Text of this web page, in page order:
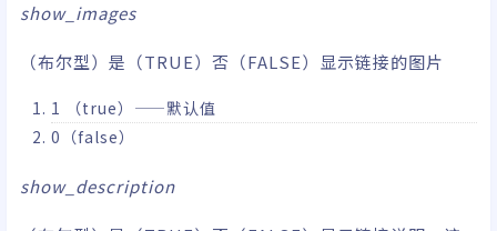
show_images
（布尔型）是（TRUE）否（FALSE）显示链接的图片
1 （true）——默认值
0（false）
show_description